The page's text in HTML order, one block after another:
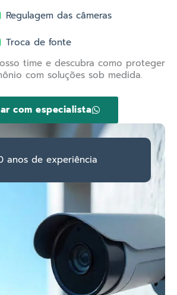
anos de experiência
Regulagem das câmeras
Troca de fonte
time e descubra como proteger
com soluções sob medida.
com especialista